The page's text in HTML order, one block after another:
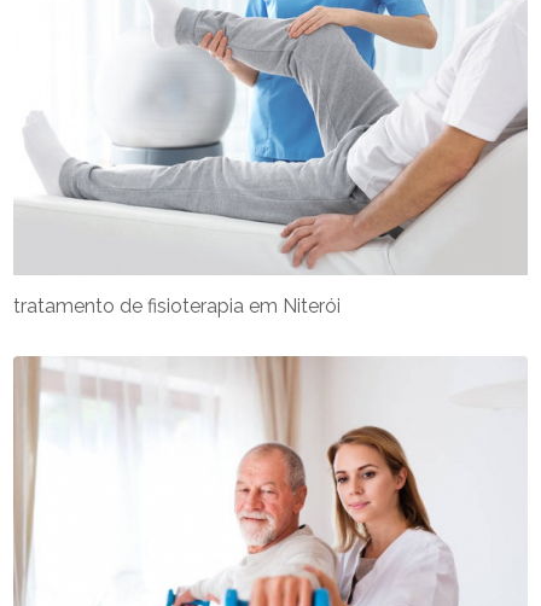
tratamento de fisioterapia em Niterói